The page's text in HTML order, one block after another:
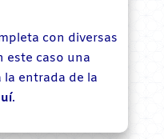
con diversas
este caso una
entrada de la
.